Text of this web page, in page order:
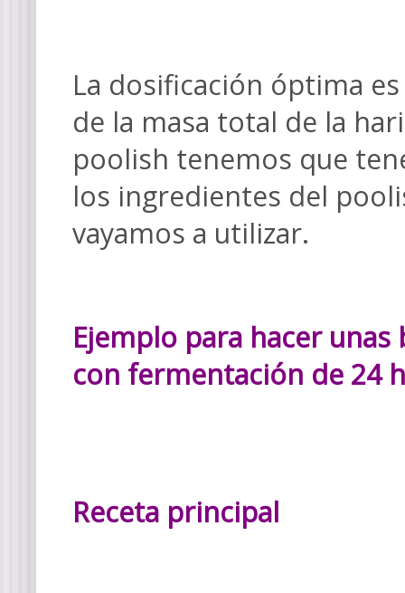
La dosificación óptima
de la masa total de la
poolish tenemos que
los ingredientes del
vayamos a utilizar.
Ejemplo para hacer
con fermentación de 24
Receta principal